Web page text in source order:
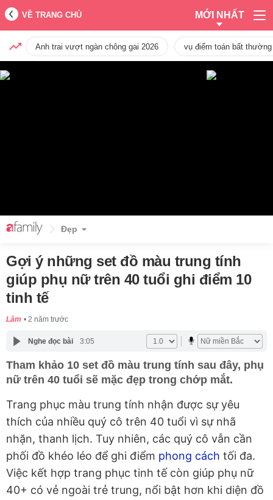
VỀ TRANG CHỦ MỚI NHẤT
Anh trai vượt ngàn chông gai 2026 vụ điểm toán bất
Đẹp
Gợi ý những set đồ màu trung tính
giúp phụ nữ trên 40 tuổi ghi điểm 10
tinh tế
Lâm 2 năm trước
Nghe đọc bài 3:05
Tham khảo 10 set đồ màu trung tính sau đây, phụ
nữ trên 40 tuổi sẽ mặc đẹp trong chớp mắt.
Trang phục màu trung tính nhận được sự yêu
thích của nhiều quý cô trên 40 tuổi vì sự nhã
nhặn, thanh lịch. Tuy nhiên, các quý cô vẫn cần
phối đồ khéo léo để ghi điểm phong cách tối đa.
Việc kết hợp trang phục tinh tế còn giúp phụ nữ
40+ có vẻ ngoài trẻ trung, nổi bật hơn khi diện đồ